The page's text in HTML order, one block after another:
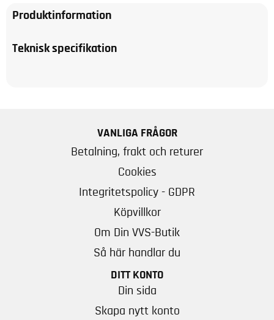
Produktinformation
Teknisk specifikation
VANLIGA FRÅGOR
Betalning, frakt och returer
Cookies
Integritetspolicy - GDPR
Köpvillkor
Om Din VVS-Butik
Så här handlar du
DITT KONTO
Din sida
Skapa nytt konto